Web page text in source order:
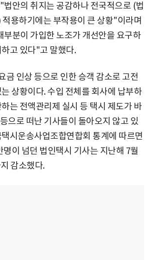
법안의 취지는 공감하나 전국적으로 (법
용하기에는 부작용이 큰 상황"이라며
부분이 가입한 노조가 개선안을 요구하
고 있다"고 말했다.
금 인상 등으로 인한 승객 감소로 고전
상황이다. 수입 전체를 회사에 납부하
는 전액관리제 실시 등 택시 제도가 바
으로 떠난 기사들이 돌아오지 않고 있
시운송사업조합연합회 통계에 따르면
이 넘던 법인택시 기사는 지난해 7월
감소했다.